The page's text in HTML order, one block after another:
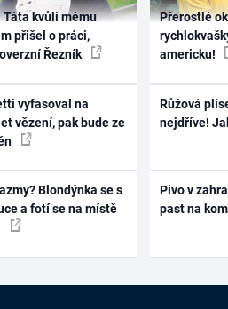
Táta kvůli mému
přišel o práci,
Řezník
vyfasoval na
vězení, pak bude ze
Blondýnka se s
a fotí se na místě
Přerostlé
americku!
Růžová
nejdříve!
Pivo v
past na